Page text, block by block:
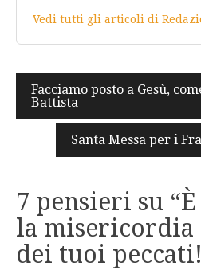
Vedi tutti gli articoli di
Navigazione
articoli
Facciamo posto a Gesù,
Battista
Santa Messa per i
7 pensieri su “
la misericordia
dei tuoi peccati!